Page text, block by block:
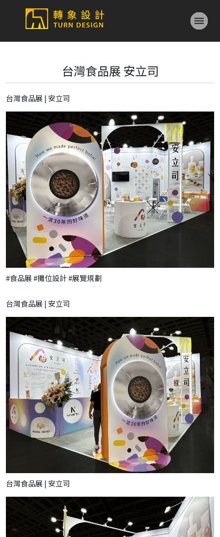
台灣食品展 安立司
台灣食品展 | 安立司
#食品展 #攤位設計 #展覽規劃
台灣食品展 | 安立司
台灣食品展 | 安立司